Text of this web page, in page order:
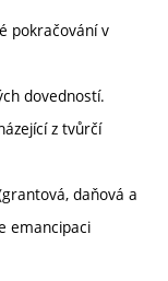
pokračování v
dovedností.
z tvůrčí
daňová a
emancipaci